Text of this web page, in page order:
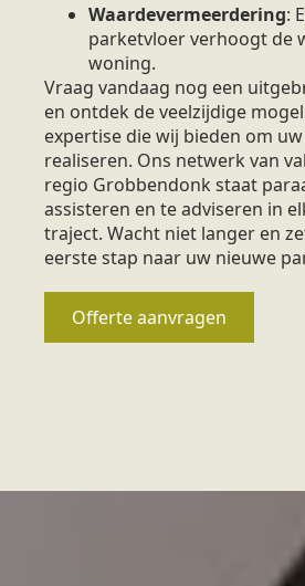
Waardevermeerdering:
parketvloer verhoogt de
woning.
Vraag vandaag nog een
en ontdek de veelzijdige
expertise die wij bieden om
realiseren. Ons netwerk van
regio Grobbendonk staat
assisteren en te adviseren in
traject. Wacht niet langer en
eerste stap naar uw nieuwe
Offerte aanvragen